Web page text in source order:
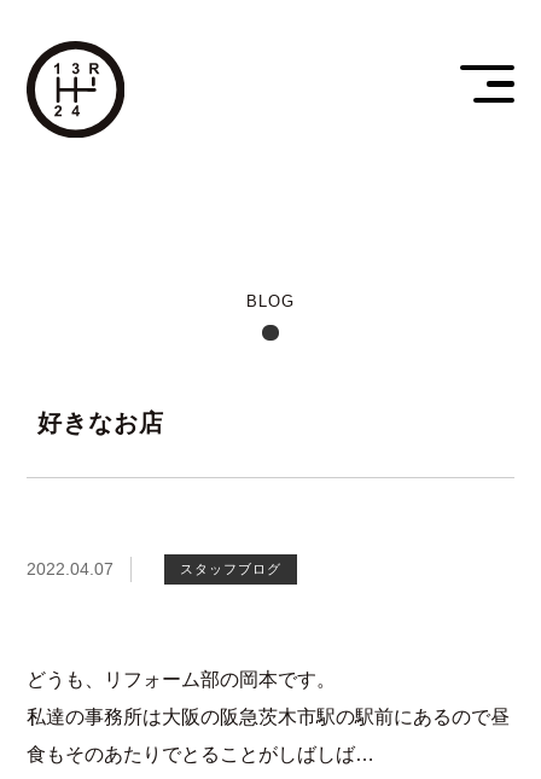
好きなお店
BLOG
2022.04.07 スタッフブログ
どうも、リフォーム部の岡本です。
私達の事務所は大阪の阪急茨木市駅の駅前にあるので昼
食もそのあたりでとることがしばしば…